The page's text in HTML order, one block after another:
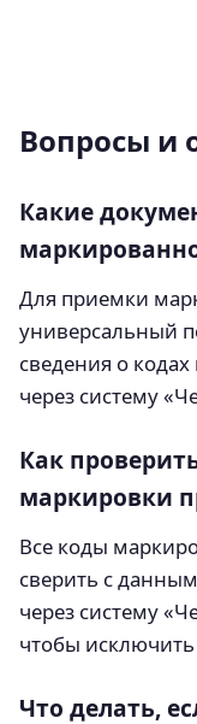
Вопросы и
Какие
Для приемки
универсальный
сведения о
через систему
Как
маркировки
Все коды
сверить с
через систему
чтобы
Что делать,